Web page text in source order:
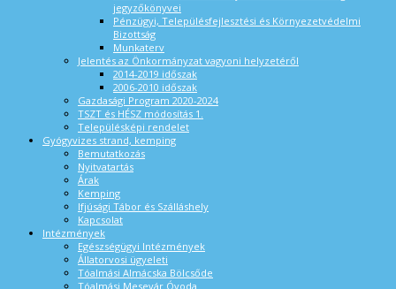
jegyzőkönyvei
Pénzügyi, Településfejlesztési és Környezetvédelmi
Bizottság
Munkaterv
Jelentés az Önkormányzat vagyoni helyzetéről
2014-2019 időszak
2006-2010 időszak
Gazdasági Program 2020-2024
TSZT és HÉSZ módosítás 1.
Településképi rendelet
Gyógyvizes strand, kemping
Bemutatkozás
Nyitvatartás
Árak
Kemping
Ifjúsági Tábor és Szálláshely
Kapcsolat
Intézmények
Egészségügyi Intézmények
Állatorvosi ügyeleti
Tóalmási Almácska Bölcsőde
Tóalmási Mesevár Óvoda